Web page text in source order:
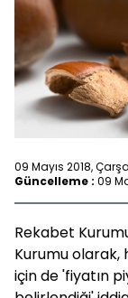
09 Mayıs 2018,
Güncelleme : 09
Rekabet
Kurumu olarak,
için de 'fiyatın